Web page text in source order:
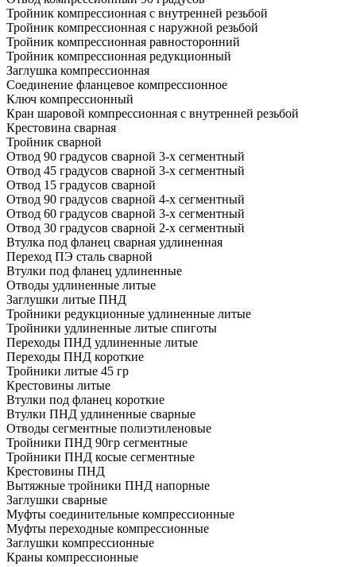
Тройник компрессионная с внутренней резьбой
Тройник компрессионная с наружной резьбой
Тройник компрессионная равносторонний
Тройник компрессионная редукционный
Заглушка компрессионная
Соединение фланцевое компрессионное
Ключ компрессионный
Кран шаровой компрессионная с внутренней резьбой
Крестовина сварная
Тройник сварной
Отвод 90 градусов сварной 3-х сегментный
Отвод 45 градусов сварной 3-х сегментный
Отвод 15 градусов сварной
Отвод 90 градусов сварной 4-х сегментный
Отвод 60 градусов сварной 3-х сегментный
Отвод 30 градусов сварной 2-х сегментный
Втулка под фланец сварная удлиненная
Переход ПЭ сталь сварной
Втулки под фланец удлиненные
Отводы удлиненные литые
Заглушки литые ПНД
Тройники редукционные удлиненные литые
Тройники удлиненные литые спиготы
Переходы ПНД удлиненные литые
Переходы ПНД короткие
Тройники литые 45 гр
Крестовины литые
Втулки под фланец короткие
Втулки ПНД удлиненные сварные
Отводы сегментные полиэтиленовые
Тройники ПНД 90гр сегментные
Тройники ПНД косые сегментные
Крестовины ПНД
Вытяжные тройники ПНД напорные
Заглушки сварные
Муфты соединительные компрессионные
Муфты переходные компрессионные
Заглушки компрессионные
Краны компрессионные